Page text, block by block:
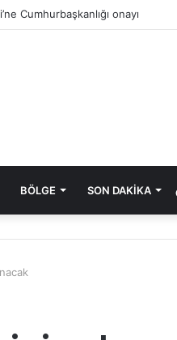
Cumhurbaşkanlığı onayı
BÖLGE SON DAKIKA